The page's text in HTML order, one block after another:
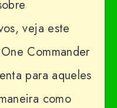
veja este
Commander
para aqueles
como